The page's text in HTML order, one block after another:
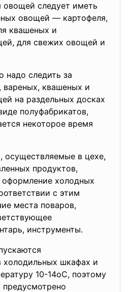
овощей следует иметь
овощей — картофеля,
квашеных и
для свежих овощей и
надо следить за
вареных, квашеных и
на раздельных досках
полуфабрикатов,
некоторое время
осуществляемые в цехе,
продуктов,
холодных
с этим
места поваров,
инструменты.
холодильных шкафах и
10-14оС, поэтому